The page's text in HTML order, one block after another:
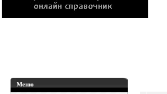
Меню